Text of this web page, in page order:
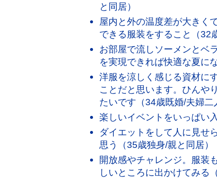
と同居）
屋内と外の温度差が大きく
できる服装をすること（32
お部屋で流しソーメンとベ
を実現できれば快適な夏に
洋服を涼しく感じる資材に
ことだと思います。ひんや
たいです（34歳既婚/夫婦二
楽しいイベントをいっぱい
ダイエットをして人に見せ
思う（35歳独身/親と同居）
開放感やチャレンジ。服装
しいところに出かけてみる